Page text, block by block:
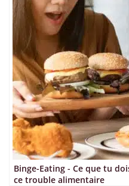
Binge-Eating - Ce que tu
ce trouble alimentaire